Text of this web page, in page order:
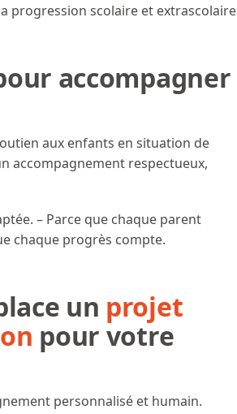
progression scolaire et
accompagner
aux enfants en situation de
accompagnement respectueux,
– Parce que chaque parent
chaque progrès compte.
un projet
pour votre
personnalisé et humain.